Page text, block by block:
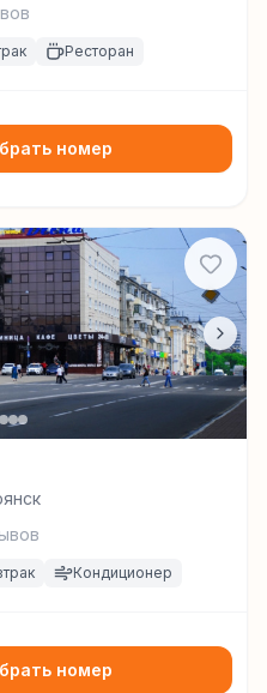
Ресторан
номер
Кондиционер
номер